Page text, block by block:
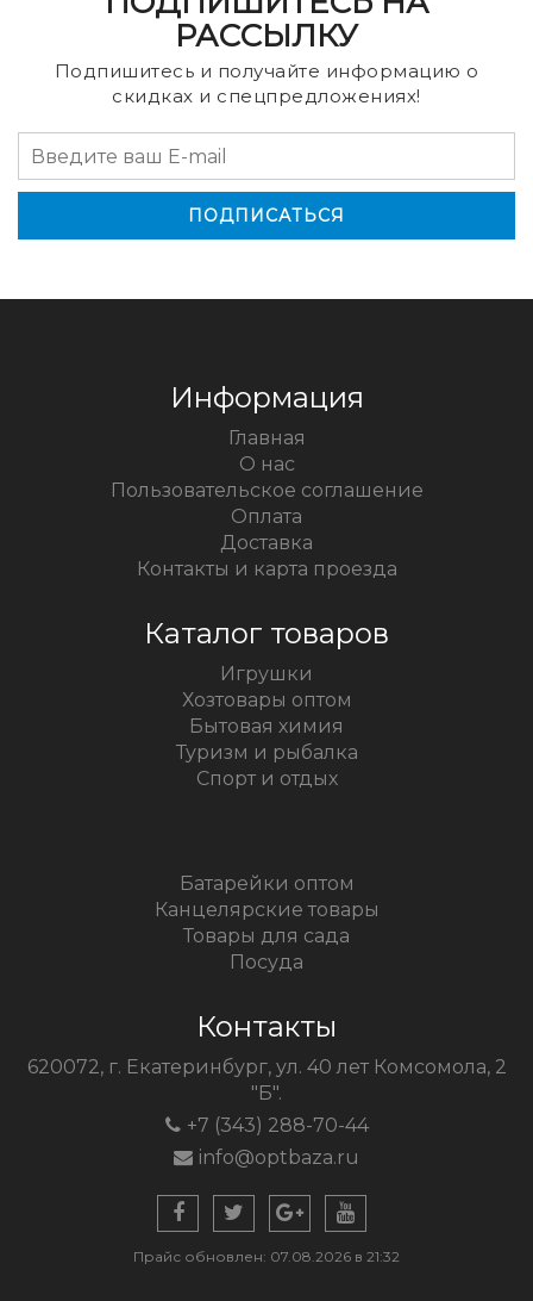
РАССЫЛКУ
Подпишитесь и получайте информацию о
скидках и спецпредложениях!
Информация
Главная
О нас
Пользовательское соглашение
Оплата
Доставка
Контакты и карта проезда
Каталог товаров
Игрушки
Хозтовары оптом
Бытовая химия
Туризм и рыбалка
Спорт и отдых
Батарейки оптом
Канцелярские товары
Товары для сада
Посуда
Контакты
620072, г. Екатеринбург, ул. 40 лет Комсомола, 2
"Б".
+7 (343) 288-70-44
info@optbaza.ru
Прайс обновлен: 07.08.2026 в 21:32